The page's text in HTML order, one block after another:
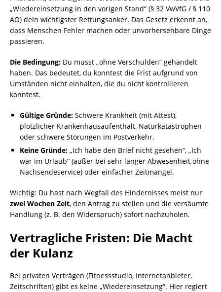
„Wiedereinsetzung in den vorigen Stand“ (§ 32 VwVfG / § 110
AO) dein wichtigster Rettungsanker. Das Gesetz erkennt an,
dass Menschen Fehler machen oder unvorhersehbare Dinge
passieren.
Die Bedingung: Du musst „ohne Verschulden“ gehandelt
haben. Das bedeutet, du konntest die Frist aufgrund von
Umständen nicht einhalten, die du nicht kontrollieren
konntest.
Gültige Gründe: Schwere Krankheit (mit Attest),
plötzlicher Krankenhausaufenthalt, Naturkatastrophen
oder schwere Störungen im Postverkehr.
Keine Gründe: „Ich habe den Brief nicht gesehen“, „Ich
war im Urlaub“ (außer bei sehr langer Abwesenheit ohne
Nachsendeservice) oder einfacher Zeitmangel.
Wichtig: Du hast nach Wegfall des Hindernisses meist nur
zwei Wochen Zeit, den Antrag zu stellen und die versäumte
Handlung (z. B. den Widerspruch) sofort nachzuholen.
Vertragliche Fristen: Die Macht
der Kulanz
Bei privaten Verträgen (Fitnessstudio, Internetanbieter,
Zeitschriften) gibt es keine „Wiedereinsetzung“. Hier regiert